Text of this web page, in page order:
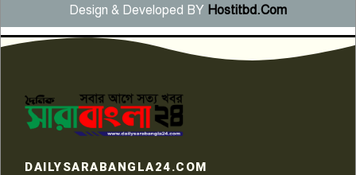
৬
সংবাদ সম্মেলনে অভিযোগ অস্বীকার
উদ্দেশ্য প্রণোদিত সংবাদ প্রকাশের
প্রতিবাদ নাজির হাসানের
৭
কেটে ঘরে ঢুকে স্কুল শিক্ষিকাকে হত্যা
টয়লেটের ট্যাংকি থেকে লাশ উদ্ধার
রাজশাহীতে সন্ত্রাসী হামলায় গুরুতর
Design & Developed BY Hostitbd.Com
DAILYSARABANGLA24.COM